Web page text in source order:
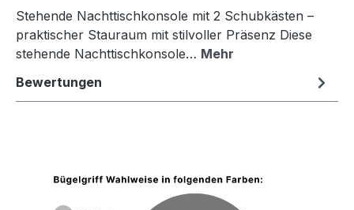
Stehende Nachttischkonsole mit 2 Schubkästen –
praktischer Stauraum mit stilvoller Präsenz Diese
stehende Nachttischkonsole… Mehr
Bewertungen